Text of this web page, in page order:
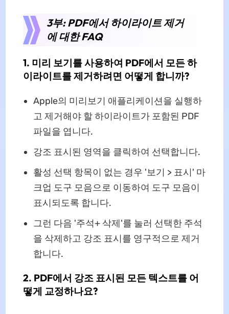
3부: PDF에서 하이라이트 제거
에 대한 FAQ
1. 미리 보기를 사용하여 PDF에서 모든 하
이라이트를 제거하려면 어떻게 합니까?
Apple의 미리보기 애플리케이션을 실행하
고 제거해야 할 하이라이트가 포함된 PDF
파일을 엽니다.
강조 표시된 영역을 클릭하여 선택합니다.
활성 선택 항목이 없는 경우 '보기 > 표시' 마
크업 도구 모음으로 이동하여 도구 모음이
표시되도록 합니다.
그런 다음 '주석+ 삭제'를 눌러 선택한 주석
을 삭제하고 강조 표시를 영구적으로 제거
합니다.
2. PDF에서 강조 표시된 모든 텍스트를 어
떻게 교정하나요?